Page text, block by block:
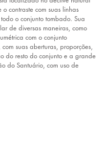
contraste com suas linhas
o conjunto tombado. Sua
de diversas maneiras, como
com o conjunto
suas aberturas, proporções,
do resto do conjunto e a grande
do Santuário, com uso de